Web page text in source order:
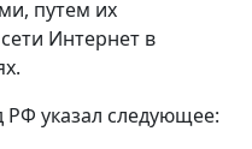
, путем их
Интернет в
РФ указал следующее: